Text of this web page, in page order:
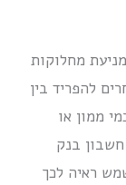
מחלוקות
להפריד בין
ממון או
בנק
ראיה לכך